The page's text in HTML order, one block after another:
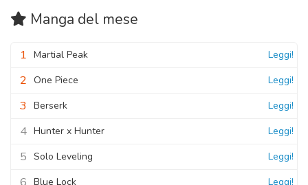
Manga del mese
1 Martial Peak Leggi!
2 One Piece Leggi!
3 Berserk Leggi!
4 Hunter x Hunter Leggi!
5 Solo Leveling Leggi!
Blue Lock Leggi!